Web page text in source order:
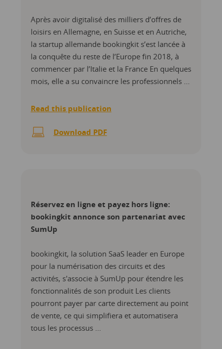
Après avoir digitalisé des milliers d’offres de
loisirs en Allemagne, en Suisse et en Autriche,
la startup allemande bookingkit s’est lancée à
la conquête du reste de l’Europe fin 2018, à
commencer par l’Italie et la France En quelques
mois, elle a su convaincre les professionnels ...
Read this publication
Download PDF
Réservez en ligne et payez hors ligne:
bookingkit annonce son partenariat avec
SumUp
bookingkit, la solution SaaS leader en Europe
pour la numérisation des circuits et des
activités, s'associe à SumUp pour étendre les
fonctionnalités de son produit Les clients
pourront payer par carte directement au point
de vente, ce qui simplifiera et automatisera
tous les processus ...